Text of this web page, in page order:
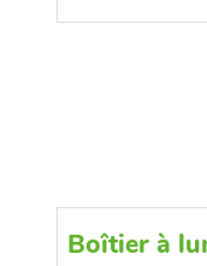
Boîtier à